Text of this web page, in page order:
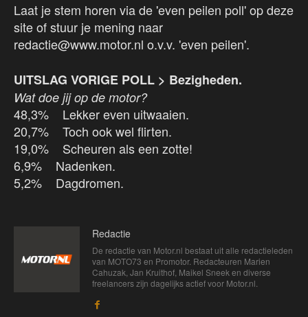
Laat je stem horen via de 'even peilen poll' op deze
site of stuur je mening naar
redactie@www.motor.nl o.v.v. 'even peilen'.
UITSLAG VORIGE POLL > Bezigheden.
Wat doe jij op de motor?
48,3% Lekker even uitwaaien.
20,7% Toch ook wel flirten.
19,0% Scheuren als een zotte!
6,9% Nadenken.
5,2% Dagdromen.
Redactie
De redactie van Motor.nl bestaat uit alle redactieleden
van MOTO73 en Promotor. Redacteuren Marien
Cahuzak, Jan Kruithof, Maikel Sneek en diverse
freelancers zijn dagelijks actief voor Motor.nl.